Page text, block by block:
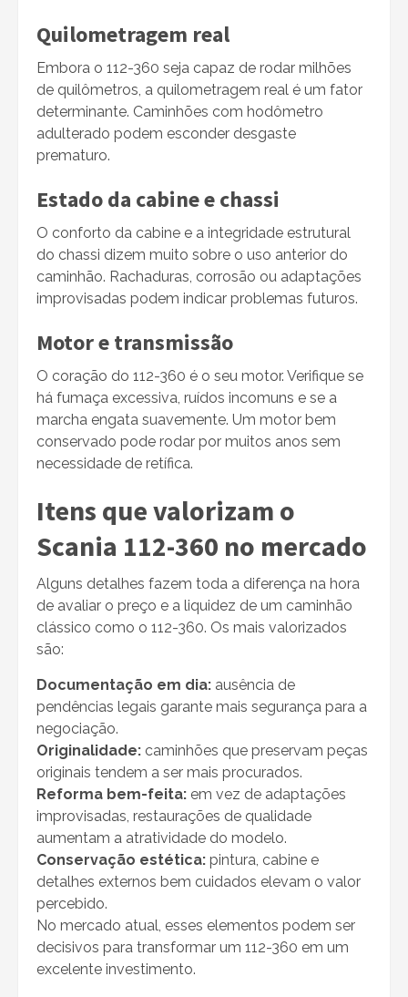
Quilometragem real
Embora o 112-360 seja capaz de rodar milhões
de quilômetros, a quilometragem real é um fator
determinante. Caminhões com hodômetro
adulterado podem esconder desgaste
prematuro.
Estado da cabine e chassi
O conforto da cabine e a integridade estrutural
do chassi dizem muito sobre o uso anterior do
caminhão. Rachaduras, corrosão ou adaptações
improvisadas podem indicar problemas futuros.
Motor e transmissão
O coração do 112-360 é o seu motor. Verifique se
há fumaça excessiva, ruídos incomuns e se a
marcha engata suavemente. Um motor bem
conservado pode rodar por muitos anos sem
necessidade de retífica.
Itens que valorizam o
Scania 112-360 no mercado
Alguns detalhes fazem toda a diferença na hora
de avaliar o preço e a liquidez de um caminhão
clássico como o 112-360. Os mais valorizados
são:
Documentação em dia: ausência de
pendências legais garante mais segurança para a
negociação.
Originalidade: caminhões que preservam peças
originais tendem a ser mais procurados.
Reforma bem-feita: em vez de adaptações
improvisadas, restaurações de qualidade
aumentam a atratividade do modelo.
Conservação estética: pintura, cabine e
detalhes externos bem cuidados elevam o valor
percebido.
No mercado atual, esses elementos podem ser
decisivos para transformar um 112-360 em um
excelente investimento.